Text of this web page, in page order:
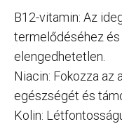
B12-vitamin: Az
termelődéséhez
elengedhetetlen.
Niacin: Fokozza az
egészségét és
Kolin: